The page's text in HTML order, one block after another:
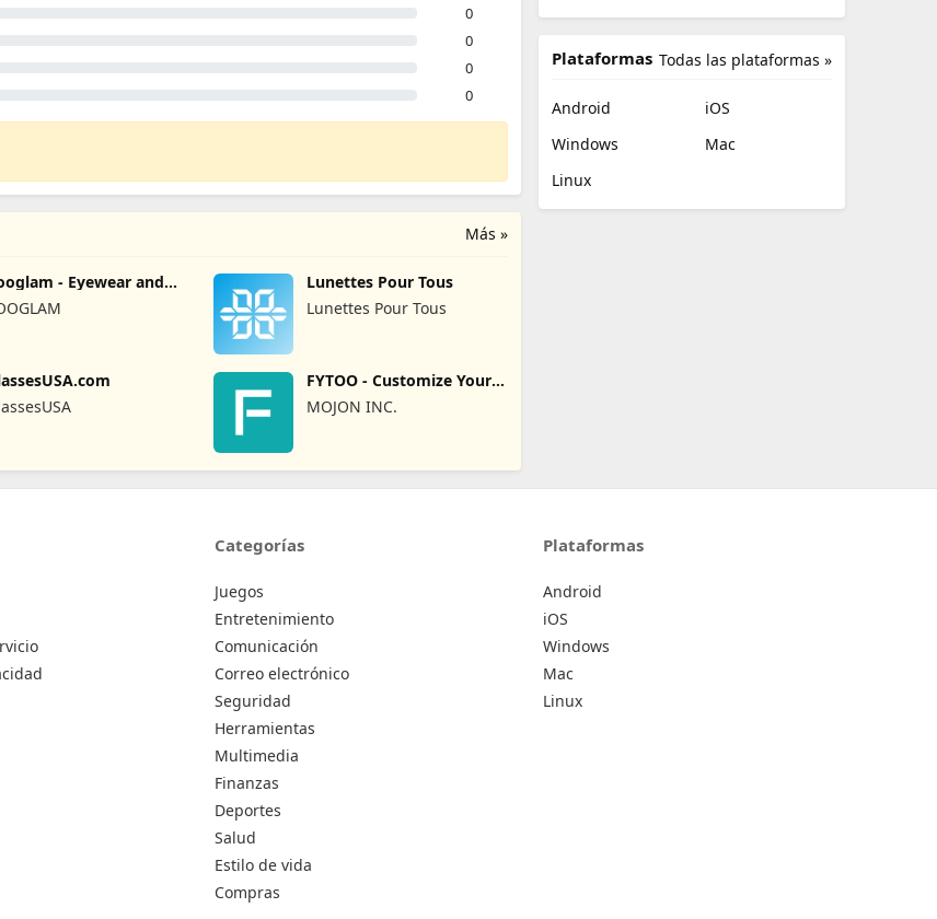
0
0
0
0
Más »
- Eyewear and
Lunettes Pour Tous
Lunettes Pour Tous
FYTOO - Customize Your
MOJON INC.
Todas las plataformas »
Plataformas
Android
iOS
Windows
Mac
Linux
Categorías
Juegos
Entretenimiento
Comunicación
Correo electrónico
Seguridad
Herramientas
Multimedia
Finanzas
Deportes
Salud
Estilo de vida
Compras
Plataformas
Android
iOS
Windows
Mac
Linux